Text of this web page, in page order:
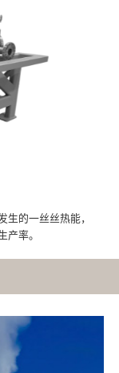
的一丝丝热能，
产率。